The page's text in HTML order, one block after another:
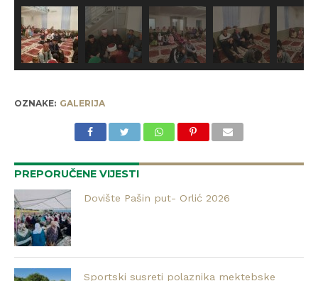
OZNAKE: GALERIJA
PREPORUČENE VIJESTI
Dovište Pašin put- Orlić 2026
Sportski susreti polaznika mektebske